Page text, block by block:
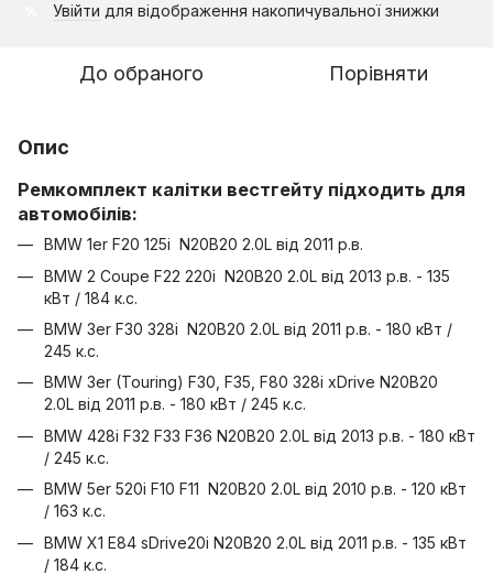
Увійти для відображення накопичувальної знижки
До обраного Порівняти
Опис
Ремкомплект калітки вестгейту підходить для
автомобілів:
BMW 1er F20 125i N20B20 2.0L від 2011 р.в.
BMW 2 Coupe F22 220i N20B20 2.0L від 2013 р.в. - 135
кВт / 184 к.с.
BMW 3er F30 328i N20B20 2.0L від 2011 р.в. - 180 кВт /
245 к.с.
BMW 3er (Touring) F30, F35, F80 328i xDrive N20B20
2.0L від 2011 р.в. - 180 кВт / 245 к.с.
BMW 428i F32 F33 F36 N20B20 2.0L від 2013 р.в. - 180 кВт
/ 245 к.с.
BMW 5er 520i F10 F11 N20B20 2.0L від 2010 р.в. - 120 кВт
/ 163 к.с.
BMW X1 E84 sDrive20i N20B20 2.0L від 2011 р.в. - 135 кВт
/ 184 к.с.